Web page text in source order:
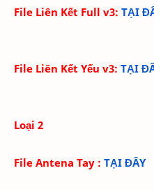
File Liên Kết Full v3: TẠI
File Liên Kết Yếu v3: TẠI
Loại 2
File Antena Tay : TẠI ĐÂY